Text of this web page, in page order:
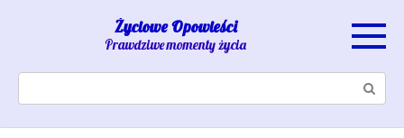
Życiowe Opowieści
Prawdziwe momenty życia